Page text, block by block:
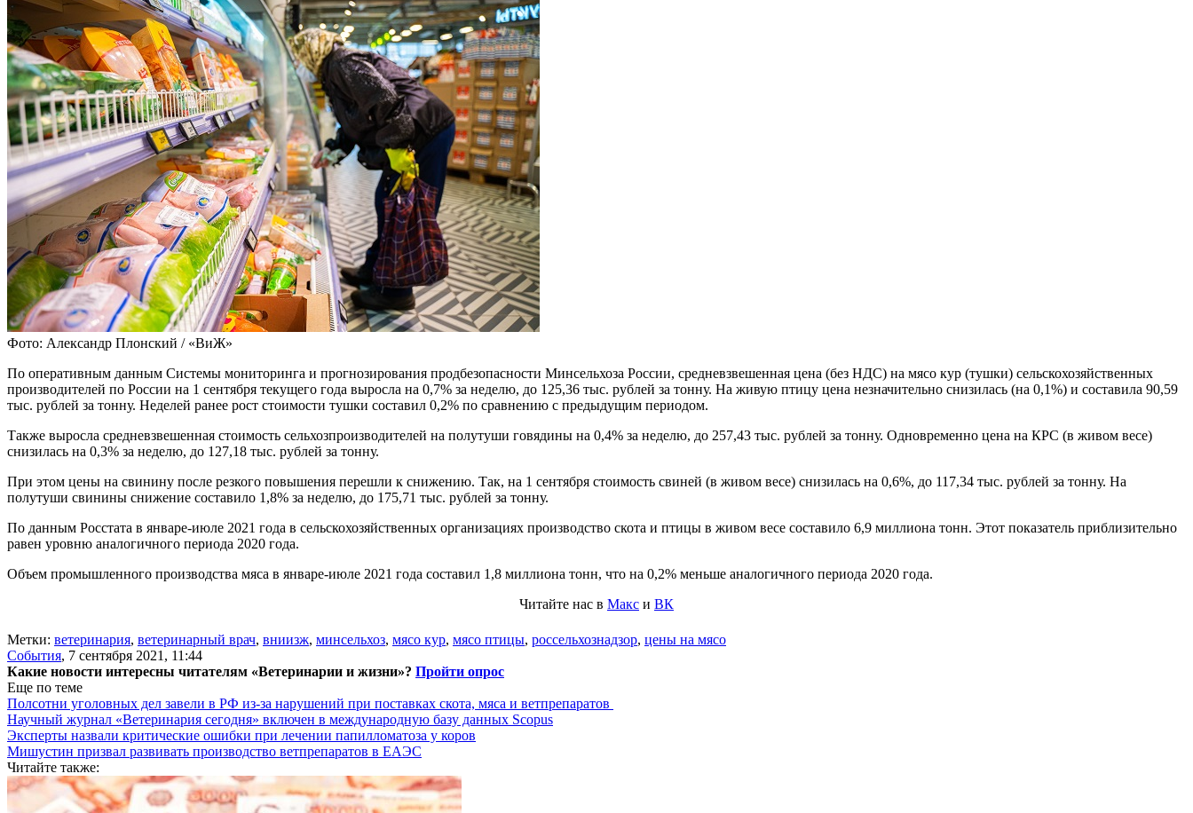
Фото: Александр Плонский / «ВиЖ»
По оперативным данным Системы мониторинга и прогнозирования продбезопасности Минсельхоза России, средневзвешенная цена (без НДС) на мясо кур (тушки) сельскохозяйственных
производителей по России на 1 сентября текущего года выросла на 0,7% за неделю, до 125,36 тыс. рублей за тонну. На живую птицу цена незначительно снизилась (на 0,1%) и составила 90,59
тыс. рублей за тонну. Неделей ранее рост стоимости тушки составил 0,2% по сравнению с предыдущим периодом.
Также выросла средневзвешенная стоимость сельхозпроизводителей на полутуши говядины на 0,4% за неделю, до 257,43 тыс. рублей за тонну. Одновременно цена на КРС (в живом весе)
снизилась на 0,3% за неделю, до 127,18 тыс. рублей за тонну.
При этом цены на свинину после резкого повышения перешли к снижению. Так, на 1 сентября стоимость свиней (в живом весе) снизилась на 0,6%, до 117,34 тыс. рублей за тонну. На
полутуши свинины снижение составило 1,8% за неделю, до 175,71 тыс. рублей за тонну.
По данным Росстата в январе-июле 2021 года в сельскохозяйственных организациях производство скота и птицы в живом весе составило 6,9 миллиона тонн. Этот показатель приблизительно
равен уровню аналогичного периода 2020 года.
Объем промышленного производства мяса в январе-июле 2021 года составил 1,8 миллиона тонн, что на 0,2% меньше аналогичного периода 2020 года.
Читайте нас в Макс и ВК
Метки: ветеринария, ветеринарный врач, вниизж, минсельхоз, мясо кур, мясо птицы, россельхознадзор, цены на мясо
События, 7 сентября 2021, 11:44
Какие новости интересны читателям «Ветеринарии и жизни»? Пройти опрос
Еще по теме
Полсотни уголовных дел завели в РФ из-за нарушений при поставках скота, мяса и ветпрепаратов
Научный журнал «Ветеринария сегодня» включен в международную базу данных Scopus
Эксперты назвали критические ошибки при лечении папилломатоза у коров
Мишустин призвал развивать производство ветпрепаратов в ЕАЭС
Читайте также: